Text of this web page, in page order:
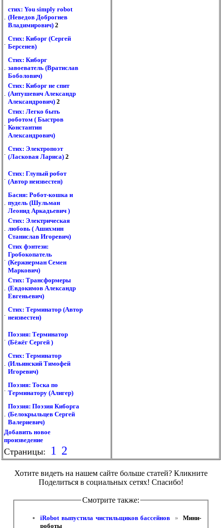
.
стих: You simply robot
(Неведов Доброгнев
Владимирович) 2
.
Стих: Киборг (Сергей
Берсенев)
.
Стих: Киборг
завоеватель (Вратислав
Боболович)
.
Стих: Киборг не спит
(Антушевич Александр
Александрович) 2
.
Стих: Легко быть
роботом ( Быстров
Константин
Александрович)
.
Стих: Электропоэт
(Ласковая Лариса) 2
.
Стих: Глупый робот
(Автор неизвестен)
.
Басня: Робот-кошка и
пудель (Шульман
Леонид Аркадьевич )
.
Стих: Электрическая
любовь ( Ашихмин
Станислав Игоревич)
.
Стих фэнтези:
Гробокопатель
(Кержнерман Семен
Маркович)
.
Стих: Трансформеры
(Евдокимов Александр
Евгеньевич)
.
Стих: Терминатор (Автор
неизвестен)
.
Поэзия: Терминатор
(Бёжёг Сергей )
.
Стих: Терминатор
(Ильинский Тимофей
Игоревич)
.
Поэзия: Тоска по
Терминатору (Алигер)
.
Поэзия: Поэзия Киборга
(Белокрыльцев Сергей
Валериевич)
Добавить новое
произведение
Страницы: 1 2
Хотите видеть на нашем сайте больше статей? Кликните
Поделиться в социальных сетях! Спасибо!
Смотрите также:
iRobot выпустила чистильщиков бассейнов »
Мини-
роботы